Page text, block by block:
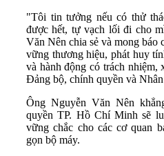
"Tôi tin tưởng nếu có thử
được hết, tự vạch lối đi cho
Văn Nên chia sẻ và mong
vững thương hiệu, phát huy
và hành động có trách nhiệm,
Đảng bộ, chính quyền và
Ông Nguyễn Văn Nên
quyền TP. Hồ Chí Minh sẽ
vững chắc cho các cơ quan
gọn bộ máy.